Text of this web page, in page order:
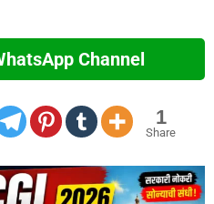
Channel
1
Share